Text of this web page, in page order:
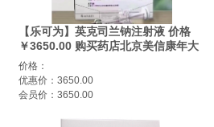
【乐可为】英克司兰钠注射液 价格
￥3650.00 购买药店北京美信康年大
药房，适应症原发性高胆固醇血症
价格：
优惠价：3650.00
会员价：3650.00